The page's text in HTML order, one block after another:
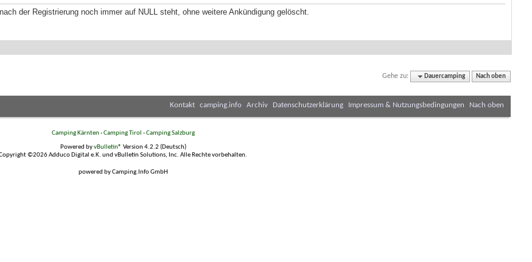
der Registrierung noch immer auf NULL steht, ohne weitere Ankündigung gelöscht.
Gehe zu: Dauercamping Nach oben
Kontakt camping.info Archiv Datenschutzerklärung Impressum & Nutzungsbedingungen Nach oben
Camping Kärnten-Camping Tirol -Camping Salzburg
Powered byvBulletin® Version 4.2.2 (Deutsch)
©2026 Adduco Digital e.K. und vBulletin Solutions, Inc. Alle Rechte vorbehalten.
powered by Camping.Info GmbH